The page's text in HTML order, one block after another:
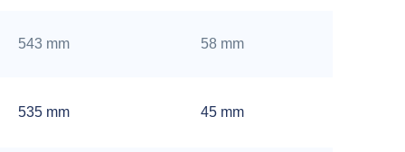
543 mm 58 mm
535 mm 45 mm